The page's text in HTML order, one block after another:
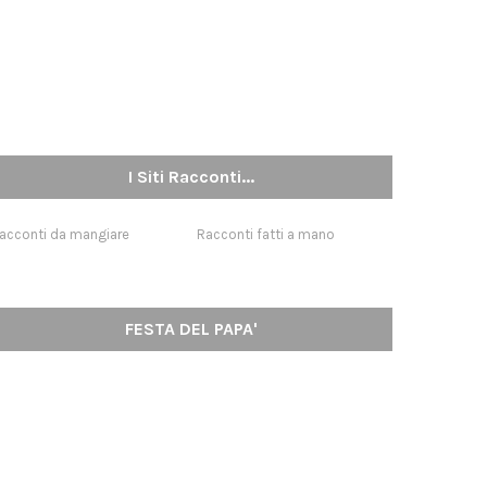
I Siti Racconti...
da mangiare Racconti fatti a mano
FESTA DEL PAPA'